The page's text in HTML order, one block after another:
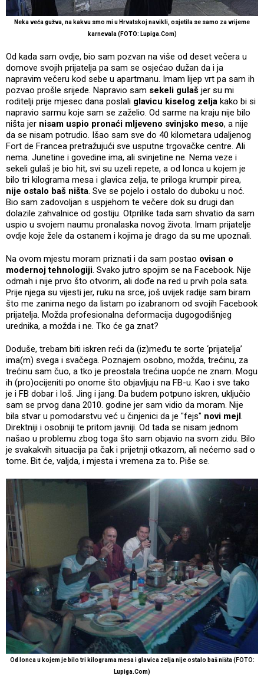
Neka veća gužva, na kakvu smo mi u Hrvatskoj navikli, osjetila se samo za vrijeme
karnevala (FOTO: Lupiga.Com)
Od kada sam ovdje, bio sam pozvan na više od deset večera u
domove svojih prijatelja pa sam se osjećao dužan da i ja
napravim večeru kod sebe u apartmanu. Imam lijep vrt pa sam ih
pozvao prošle srijede. Napravio sam sekeli gulaš jer su mi
roditelji prije mjesec dana poslali glavicu kiselog zelja kako bi si
napravio sarmu koje sam se zaželio. Od sarme na kraju nije bilo
ništa jer nisam uspio pronaći mljeveno svinjsko meso, a nije
da se nisam potrudio. Išao sam sve do 40 kilometara udaljenog
Fort de Francea pretražujući sve usputne trgovačke centre. Ali
nema. Junetine i govedine ima, ali svinjetine ne. Nema veze i
sekeli gulaš je bio hit, svi su uzeli repete, a od lonca u kojem je
bilo tri kilograma mesa i glavica zelja, te priloga krumpir pirea,
nije ostalo baš ništa. Sve se pojelo i ostalo do duboku u noć.
Bio sam zadovoljan s uspjehom te večere dok su drugi dan
dolazile zahvalnice od gostiju. Otprilike tada sam shvatio da sam
uspio u svojem naumu pronalaska novog života. Imam prijatelje
ovdje koje žele da ostanem i kojima je drago da su me upoznali.
Na ovom mjestu moram priznati i da sam postao ovisan o
modernoj tehnologiji. Svako jutro spojim se na Facebook. Nije
odmah i nije prvo što otvorim, ali dođe na red u prvih pola sata.
Prije njega su vijesti jer, ruku na srce, još uvijek radije sam biram
što me zanima nego da listam po izabranom od svojih Facebook
prijatelja. Možda profesionalna deformacija dugogodišnjeg
urednika, a možda i ne. Tko će ga znat?
Doduše, trebam biti iskren reći da (iz)među te sorte ‘prijatelja’
ima(m) svega i svačega. Poznajem osobno, možda, trećinu, za
trećinu sam čuo, a tko je preostala trećina uopće ne znam. Mogu
ih (pro)ocijeniti po onome što objavljuju na FB-u. Kao i sve tako
je i FB dobar i loš. Jing i jang. Da budem potpuno iskren, uključio
sam se prvog dana 2010. godine jer sam vidio da moram. Nije
bila stvar u pomodarstvu već u činjenici da je "fejs" novi mejl.
Direktniji i osobniji te pritom javniji. Od tada se nisam jednom
našao u problemu zbog toga što sam objavio na svom zidu. Bilo
je svakakvih situacija pa čak i prijetnji otkazom, ali nećemo sad o
tome. Bit će, valjda, i mjesta i vremena za to. Piše se.
Od lonca u kojem je bilo tri kilograma mesa i glavica zelja nije ostalo baš ništa (FOTO:
Lupiga.Com)